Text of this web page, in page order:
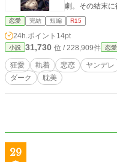
劇。その結末に
恋愛 完結 短編 R15
24h.ポイント 14pt
小説 31,730 位 / 228,909件 恋愛
狂愛 執着 悲恋 ヤンデレ
ダーク
耽美
29